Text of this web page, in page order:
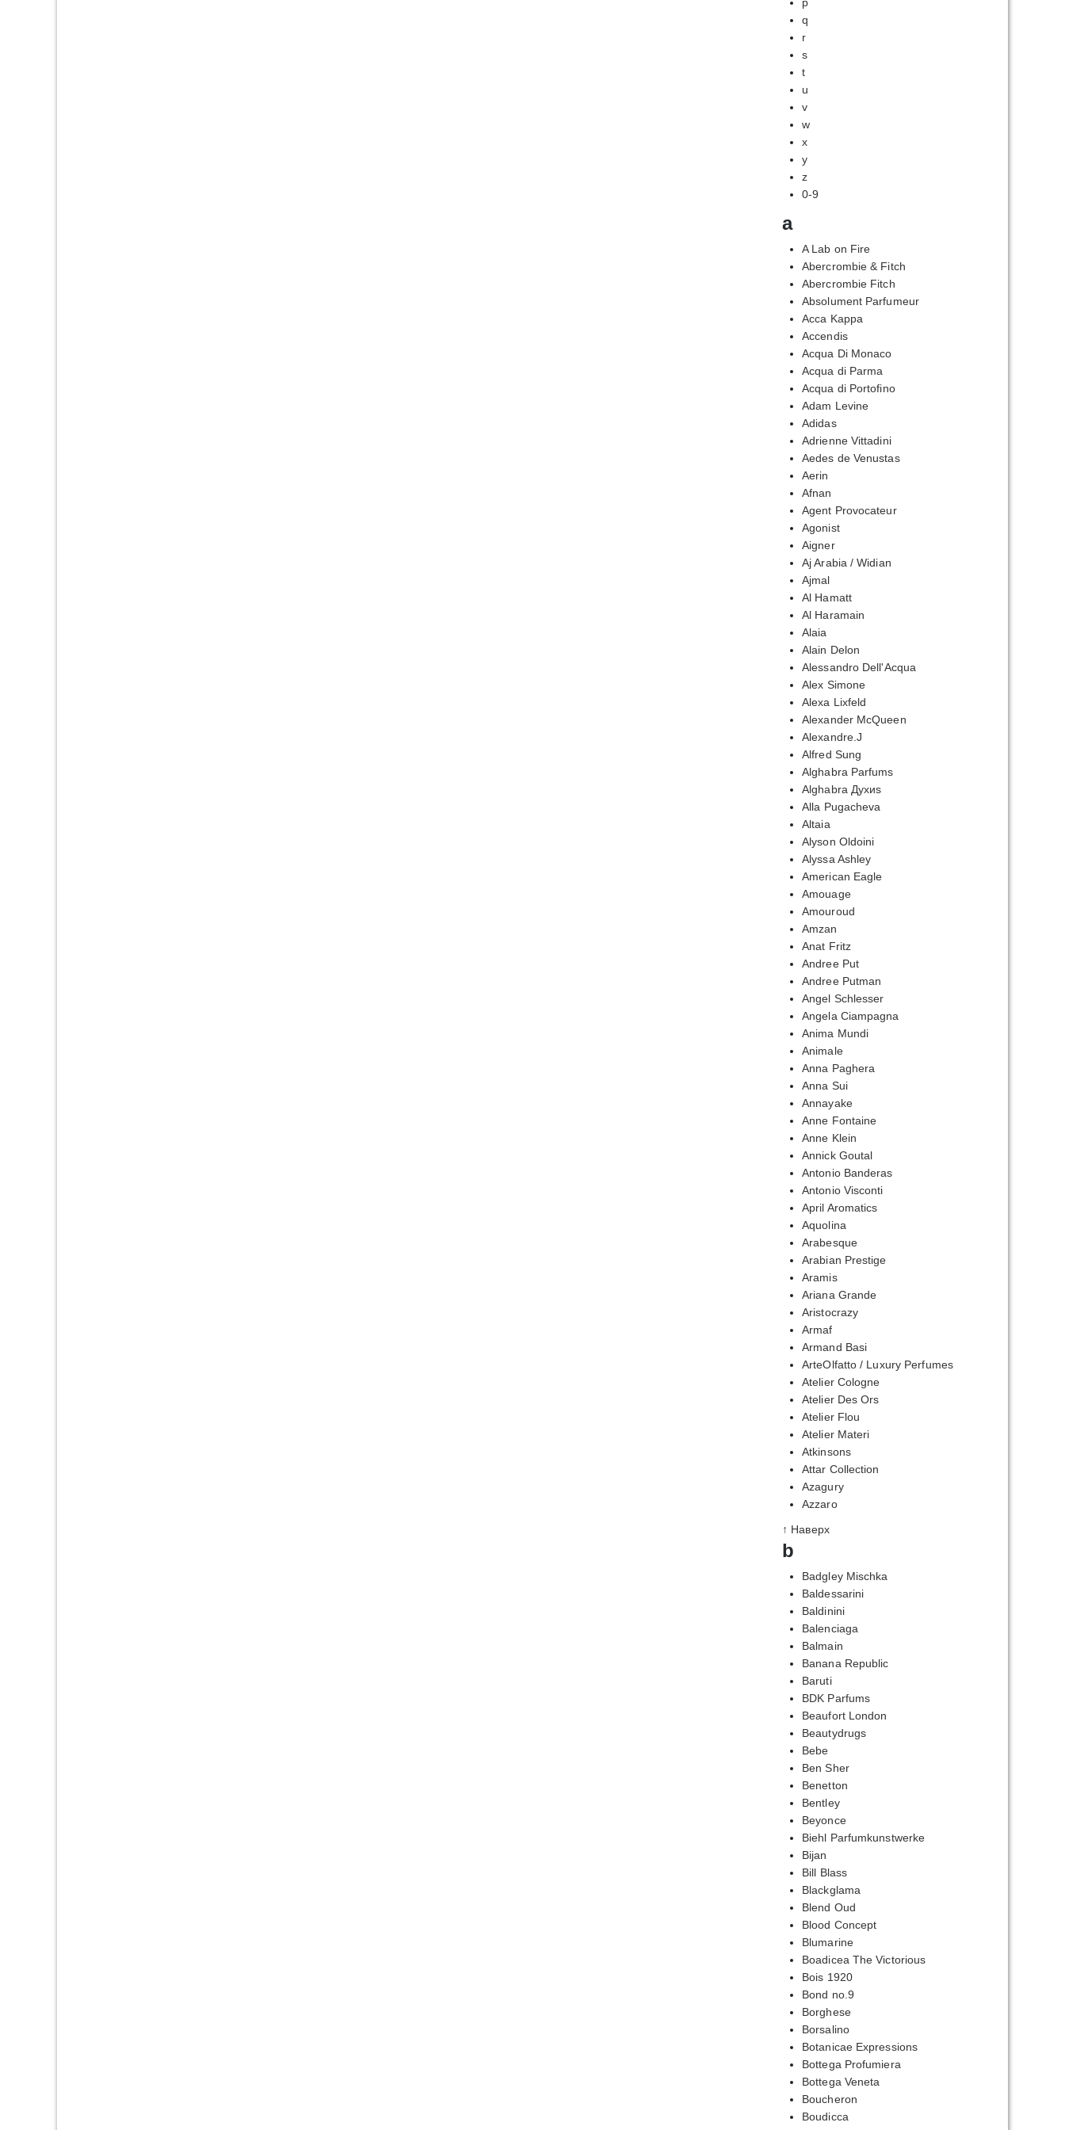
q
r
s
t
u
v
w
x
y
z
0-9
a
A Lab on Fire
Abercrombie & Fitch
Abercrombie Fitch
Absolument Parfumeur
Acca Kappa
Accendis
Acqua Di Monaco
Acqua di Parma
Acqua di Portofino
Adam Levine
Adidas
Adrienne Vittadini
Aedes de Venustas
Aerin
Afnan
Agent Provocateur
Agonist
Aigner
Aj Arabia / Widian
Ajmal
Al Hamatt
Al Haramain
Alaia
Alain Delon
Alessandro Dell'Acqua
Alex Simone
Alexa Lixfeld
Alexander McQueen
Alexandre.J
Alfred Sung
Alghabra Parfums
Alghabra Духиs
Alla Pugacheva
Altaia
Alyson Oldoini
Alyssa Ashley
American Eagle
Amouage
Amouroud
Amzan
Anat Fritz
Andree Put
Andree Putman
Angel Schlesser
Angela Ciampagna
Anima Mundi
Animale
Anna Paghera
Anna Sui
Annayake
Anne Fontaine
Anne Klein
Annick Goutal
Antonio Banderas
Antonio Visconti
April Aromatics
Aquolina
Arabesque
Arabian Prestige
Aramis
Ariana Grande
Aristocrazy
Armaf
Armand Basi
ArteOlfatto / Luxury Perfumes
Atelier Cologne
Atelier Des Ors
Atelier Flou
Atelier Materi
Atkinsons
Attar Collection
Azagury
Azzaro
↑ Наверх
b
Badgley Mischka
Baldessarini
Baldinini
Balenciaga
Balmain
Banana Republic
Baruti
BDK Parfums
Beaufort London
Beautydrugs
Bebe
Ben Sher
Benetton
Bentley
Beyonce
Biehl Parfumkunstwerke
Bijan
Bill Blass
Blackglama
Blend Oud
Blood Concept
Blumarine
Boadicea The Victorious
Bois 1920
Bond no.9
Borghese
Borsalino
Botanicae Expressions
Bottega Profumiera
Bottega Veneta
Boucheron
Boudicca